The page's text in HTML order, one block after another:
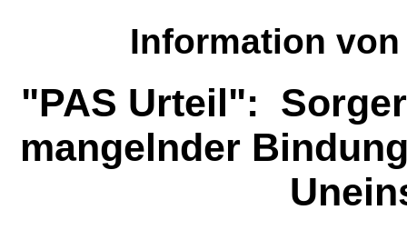
Information von
"PAS Urteil":
mangelnder